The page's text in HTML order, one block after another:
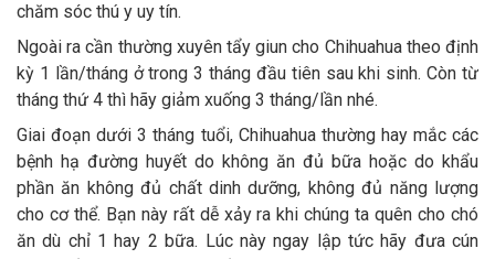
chăm sóc thú y uy tín.
Ngoài ra cần thường xuyên tẩy giun cho Chihuahua theo định
kỳ 1 lần/tháng ở trong 3 tháng đầu tiên sau khi sinh. Còn từ
tháng thứ 4 thì hãy giảm xuống 3 tháng/lần nhé.
Giai đoạn dưới 3 tháng tuổi, Chihuahua thường hay mắc các
bệnh hạ đường huyết do không ăn đủ bữa hoặc do khẩu
phần ăn không đủ chất dinh dưỡng, không đủ năng lượng
cho cơ thể. Bạn này rất dễ xảy ra khi chúng ta quên cho chó
ăn dù chỉ 1 hay 2 bữa. Lúc này ngay lập tức hãy đưa cún